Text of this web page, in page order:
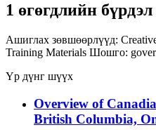
1 өгөгдлийн
Ашиглах зөвшөөрлүүд:
Training Materials Шошго:
Үр дүнг шүүх
Overview of
British Columbia,